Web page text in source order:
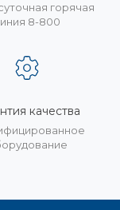
горячая
8-800
качества